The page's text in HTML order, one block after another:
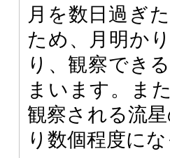
月を数日過ぎ
ため、月明か
り、観察でき
まいます。ま
観察される流
り数個程度に